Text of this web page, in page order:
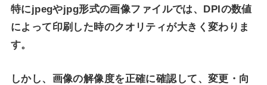
特にjpegやjpg形式の画像ファイルでは、DPIの数値
によって印刷した時のクオリティが大きく変わりま
す。
しかし、画像の解像度を正確に確認して、変更・向